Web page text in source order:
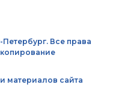
Все права
материалов сайта